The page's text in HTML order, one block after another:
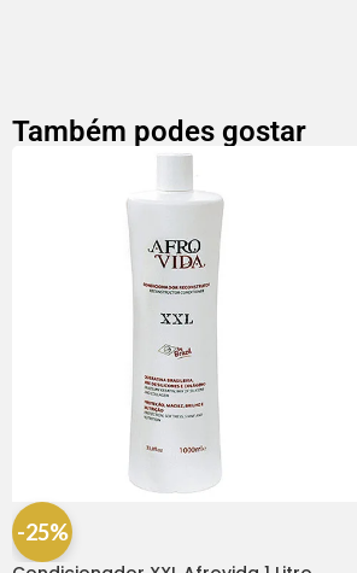
Também podes gostar
-25%